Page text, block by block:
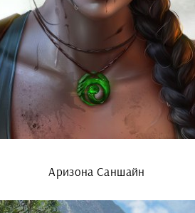
Аризона Саншайн